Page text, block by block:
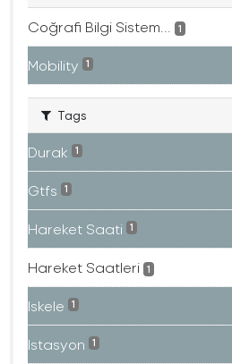
Coğrafi Bilgi Sistem... 1
Mobility 1
Tags
Durak 1
Gtfs 1
Hareket Saati 1
Hareket Saatleri 1
Iskele 1
Istasyon 1